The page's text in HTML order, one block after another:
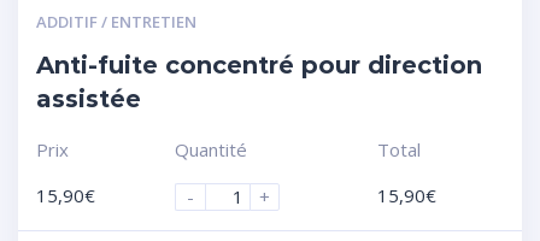
ADDITIF / ENTRETIEN
Anti-fuite concentré pour direction
assistée
Prix
15,90€
Quantité
-
+
Total
15,90€